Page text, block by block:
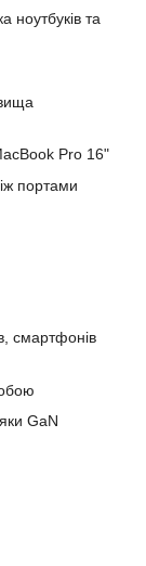
ноутбуків та
Pro 16"
портами
смартфонів
GaN